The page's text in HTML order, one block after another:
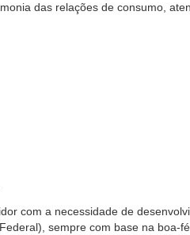
das relações de consumo,
com a necessidade de
sempre com base na boa-